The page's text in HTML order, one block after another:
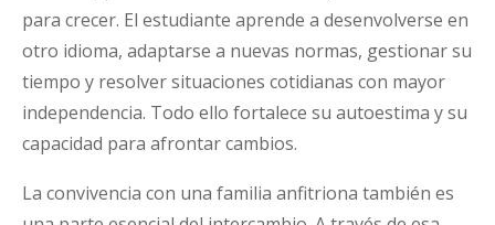
para crecer. El estudiante aprende a desenvolverse en
otro idioma, adaptarse a nuevas normas, gestionar su
tiempo y resolver situaciones cotidianas con mayor
independencia. Todo ello fortalece su autoestima y su
capacidad para afrontar cambios.
La convivencia con una familia anfitriona también es